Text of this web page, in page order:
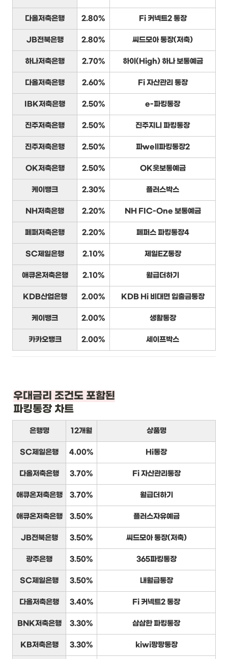
다올저축은행 2.80% Fi 커넥트2 통장
JB전북은행 2.80% 씨드모아 통장(저축)
하나저축은행 2.70% 하이(High) 하나 보통예금
다올저축은행 2.60% Fi 자산관리 통장
IBK저축은행 2.50% e-파킹통장
진주저축은행 2.50% 진주지니 파킹통장
진주저축은행 2.50% 파well파킹통장2
OK저축은행 2.50% OK읏보통예금
케이뱅크 2.30% 플러스박스
NH저축은행 2.20% NH FIC-One 보통예금
페퍼저축은행 2.20% 페퍼스 파킹통장4
SC제일은행 2.10% 제일EZ통장
애큐온저축은행 2.10% 월급더하기
KDB산업은행 2.00% KDB Hi 비대면 입출금통장
케이뱅크 2.00% 생활통장
카카오뱅크 2.00% 세이프박스
우대금리 조건도 포함된
파킹통장 차트
은행명 12개월 상품명
SC제일은행 4.00% Hi통장
다올저축은행 3.70% Fi 자산관리통장
애큐온저축은행 3.70% 월급더하기
애큐온저축은행 3.50% 플러스자유예금
JB전북은행 3.50% 씨드모아 통장(저축)
광주은행 3.50% 365파킹통장
SC제일은행 3.50% 내월급통장
다올저축은행 3.40% Fi 커넥트2 통장
BNK저축은행 3.30% 삼삼한 파킹통장
KB저축은행 3.30% kiwi팡팡통장